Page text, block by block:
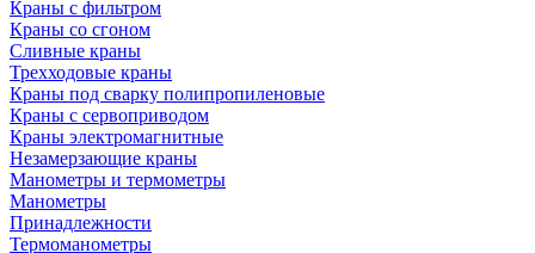
Краны с фильтром
Краны со сгоном
Сливные краны
Трехходовые краны
Краны под сварку полипропиленовые
Краны с сервоприводом
Краны электромагнитные
Незамерзающие краны
Манометры и термометры
Манометры
Принадлежности
Термоманометры